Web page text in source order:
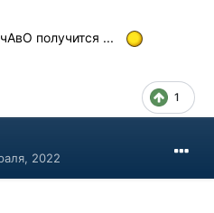
получится ...
1
2022